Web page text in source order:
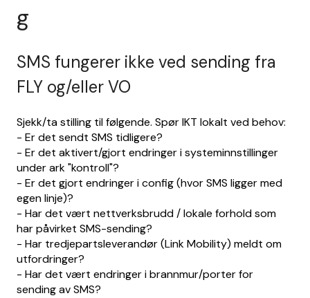
g
SMS fungerer ikke ved sending fra
FLY og/eller VO
Sjekk/ta stilling til følgende. Spør IKT lokalt ved behov:
- Er det sendt SMS tidligere?
- Er det aktivert/gjort endringer i systeminnstillinger
under ark "kontroll"?
- Er det gjort endringer i config (hvor SMS ligger med
egen linje)?
- Har det vært nettverksbrudd / lokale forhold som
har påvirket SMS-sending?
- Har tredjepartsleverandør (Link Mobility) meldt om
utfordringer?
- Har det vært endringer i brannmur/porter for
sending av SMS?